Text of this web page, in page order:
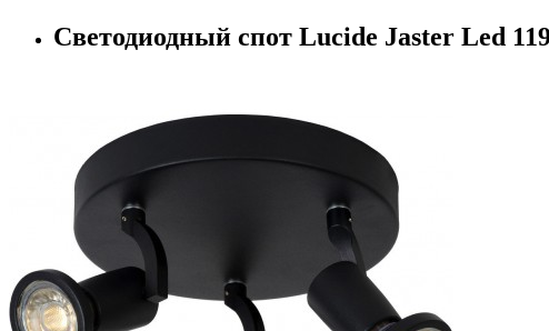
Светодиодный спот Lucide Jaster Led